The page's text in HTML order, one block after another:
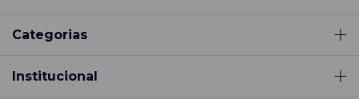
Categorias
Institucional